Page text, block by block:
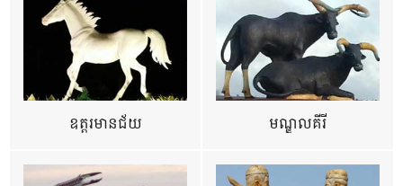
ឧត្ដរមានជ័យ មណ្ឌលគីរី